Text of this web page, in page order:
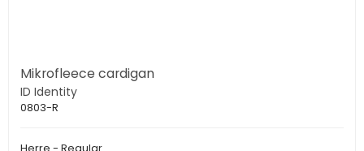
Mikrofleece cardigan
ID Identity
0803-R